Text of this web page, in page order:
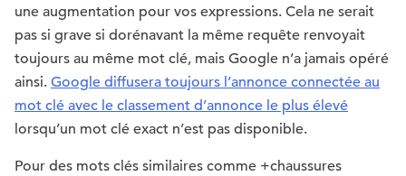
une augmentation pour vos expressions. Cela ne serait
pas si grave si dorénavant la même requête renvoyait
toujours au même mot clé, mais Google n’a jamais opéré
ainsi. Google diffusera toujours l’annonce connectée au
mot clé avec le classement d’annonce le plus élevé
lorsqu’un mot clé exact n’est pas disponible.
Pour des mots clés similaires comme +chaussures